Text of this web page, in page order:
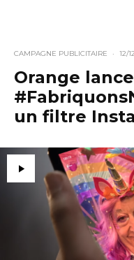
CAMPAGNE PUBLICITAIRE · 12/
Orange
un filtre